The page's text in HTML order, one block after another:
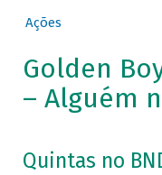
Ações
Golden
– Alguém
Quintas no